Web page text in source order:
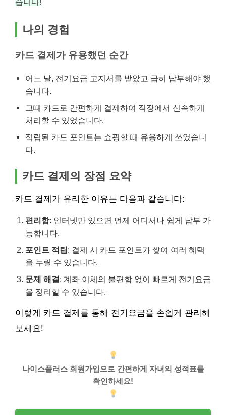
나의 경험
카드 결제가 유용했던 순간
어느 날, 전기요금 고지서를 받았고 급히 납부해야 했
습니다.
그때 카드로 간편하게 결제하여 직장에서 신속하게
처리할 수 있었습니다.
적립된 카드 포인트는 쇼핑할 때 유용하게 쓰였습니
다.
카드 결제의 장점 요약
카드 결제가 유리한 이유는 다음과 같습니다:
편리함: 인터넷만 있으면 언제 어디서나 쉽게 납부 가
능합니다.
포인트 적립: 결제 시 카드 포인트가 쌓여 여러 혜택
을 누릴 수 있습니다.
문제 해결: 계좌 이체의 불편함 없이 빠르게 전기요금
을 정리할 수 있습니다.
이렇게 카드 결제를 통해 전기요금을 손쉽게 관리해
보세요!
나이스플러스 회원가입으로 간편하게 자녀의 성적표를
확인하세요!